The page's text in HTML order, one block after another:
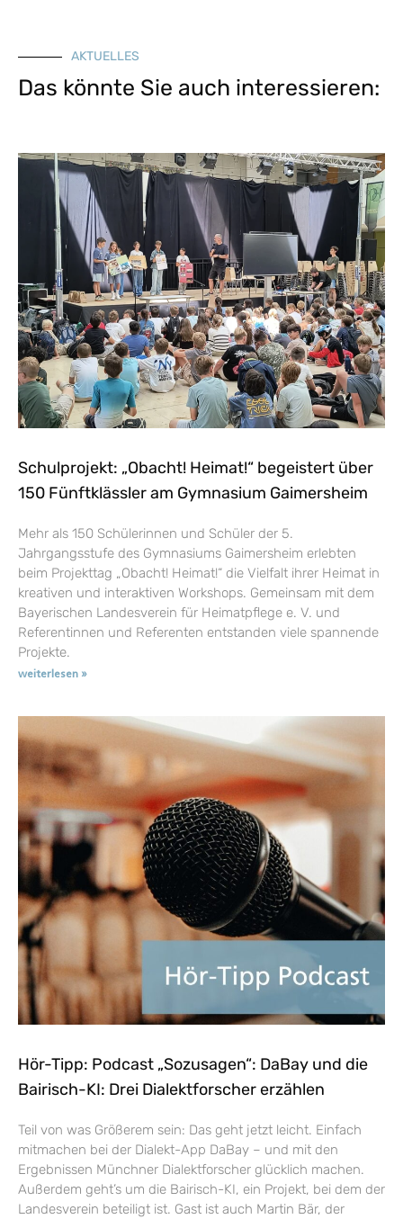
AKTUELLES
Das könnte Sie auch interessieren:
Schulprojekt: „Obacht! Heimat!“ begeistert über
150 Fünftklässler am Gymnasium Gaimersheim
Mehr als 150 Schülerinnen und Schüler der 5.
Jahrgangsstufe des Gymnasiums Gaimersheim erlebten
beim Projekttag „Obacht! Heimat!“ die Vielfalt ihrer Heimat in
kreativen und interaktiven Workshops. Gemeinsam mit dem
Bayerischen Landesverein für Heimatpflege e. V. und
Referentinnen und Referenten entstanden viele spannende
Projekte.
weiterlesen »
Hör-Tipp: Podcast „Sozusagen“: DaBay und die
Bairisch-KI: Drei Dialektforscher erzählen
Teil von was Größerem sein: Das geht jetzt leicht. Einfach
mitmachen bei der Dialekt-App DaBay – und mit den
Ergebnissen Münchner Dialektforscher glücklich machen.
Außerdem geht’s um die Bairisch-KI, ein Projekt, bei dem der
Landesverein beteiligt ist. Gast ist auch Martin Bär, der